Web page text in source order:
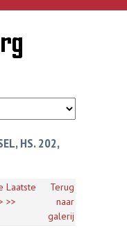
HS. 202,
Laatste
>>
Terug
naar
galerij